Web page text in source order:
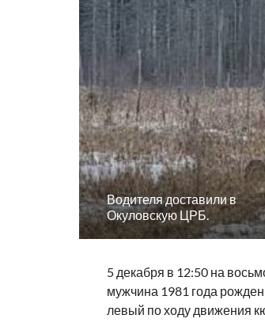
Водителя доставили в
Окуловскую ЦРБ.
5 декабря в 12:50 на
мужчина 1981 года
левый по ходу движения